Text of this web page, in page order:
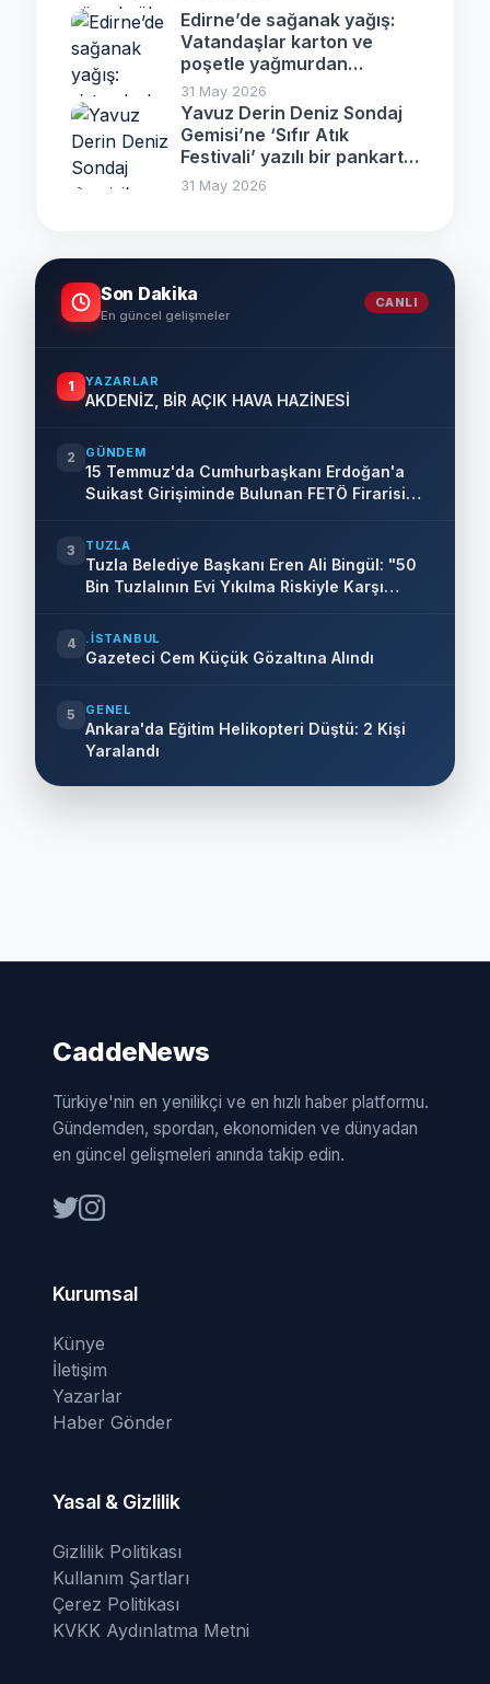
Edirne’de sağanak yağış:
Vatandaşlar karton ve
poşetle yağmurdan
korunmaya çalıştı
31 May 2026
Yavuz Derin Deniz Sondaj
Gemisi’ne ‘Sıfır Atık
Festivali’ yazılı bir pankart
asıldı
31 May 2026
Son Dakika
En güncel gelişmeler
CANLI
1 YAZARLAR
AKDENİZ, BİR AÇIK HAVA HAZİNESİ
2 GÜNDEM
15 Temmuz'da Cumhurbaşkanı Erdoğan'a
Suikast Girişiminde Bulunan FETÖ Firarisi
3 TUZLA
Tuzla Belediye Başkanı Eren Ali Bingül: "50
Bin Tuzlalının Evi Yıkılma Riskiyle Karşı
4 .İSTANBUL
Gazeteci Cem Küçük Gözaltına Alındı
5 GENEL
Ankara'da Eğitim Helikopteri Düştü: 2 Kişi
Yaralandı
CaddeNews
Türkiye'nin en yenilikçi ve en hızlı haber platformu.
Gündemden, spordan, ekonomiden ve dünyadan
en güncel gelişmeleri anında takip edin.
Kurumsal
Künye
İletişim
Yazarlar
Haber Gönder
Yasal & Gizlilik
Gizlilik Politikası
Kullanım Şartları
Çerez Politikası
KVKK Aydınlatma Metni